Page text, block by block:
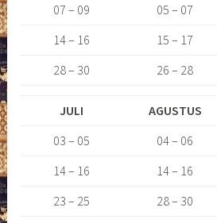
07 – 09
05 – 07
14 – 16
15 – 17
28 – 30
26 – 28
JULI AGUSTUS
03 – 05
04 – 06
14 – 16
14 – 16
23 – 25
28 – 30